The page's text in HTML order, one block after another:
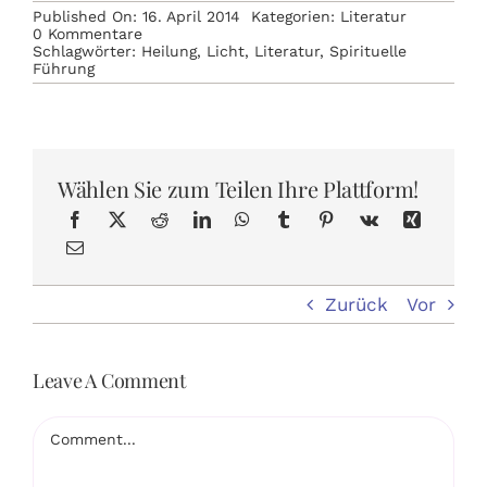
Published On: 16. April 2014 Kategorien: Literatur
0 Kommentareon
Unser
Licht
Schlagwörter: Heilung, Licht, Literatur, Spirituelle
Führung
Wählen Sie zum Teilen Ihre Plattform!
Zurück Vor
Leave A Comment